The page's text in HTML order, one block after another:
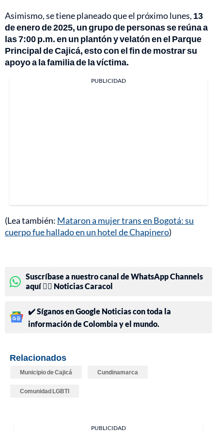
Asimismo, se tiene planeado que el próximo lunes, 13
de enero de 2025, un grupo de personas se reúna a
las 7:00 p.m. en un plantón y velatón en el Parque
Principal de Cajicá, esto con el fin de mostrar su
apoyo a la familia de la víctima.
PUBLICIDAD
(Lea también: Mataron a mujer trans en Bogotá: su
cuerpo fue hallado en un hotel de Chapinero)
Suscríbase a nuestro canal de WhatsApp Channels
aquí 👉🏻 Noticias Caracol
✔️ Síganos en Google Noticias con toda la
información de Colombia y el mundo.
Relacionados
Municipio de Cajicá Cundinamarca
Comunidad LGBTI
PUBLICIDAD